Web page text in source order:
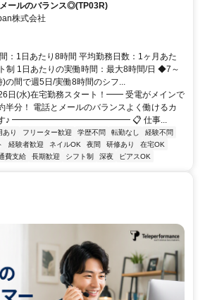
ールのバランス◎(TP03R)
株式会社
：1日あたり8時間 平均勤務日数：1ヶ月あた
制 1日あたりの実働時間：最大8時間/日 ◆7～
の間で週5日/実働8時間のシフ...
日(水)在宅勤務スタート！━━ 受電がメインで
半分！ 電話とメールのバランスよく働けるカ
です♪ ━━━━━━━━━━━━━━ 📋 仕事...
あり フリーター歓迎 学歴不問 転勤なし
経験不問
経験者歓迎 ネイルOK 夜間 研修あり
在宅OK
費支給 長期歓迎 シフト制 深夜 ピアスOK